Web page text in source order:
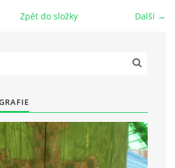
jednota "Komenský" v Choceradech z.s.
Další →
Zpět do složky